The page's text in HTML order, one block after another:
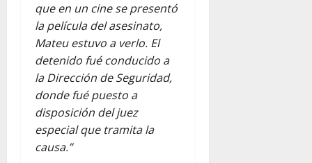
que en un cine se presentó
la película del asesinato,
Mateu estuvo a verlo. El
detenido fué conducido a
la Dirección de Seguridad,
donde fué puesto a
disposición del juez
especial que tramita la
causa.”